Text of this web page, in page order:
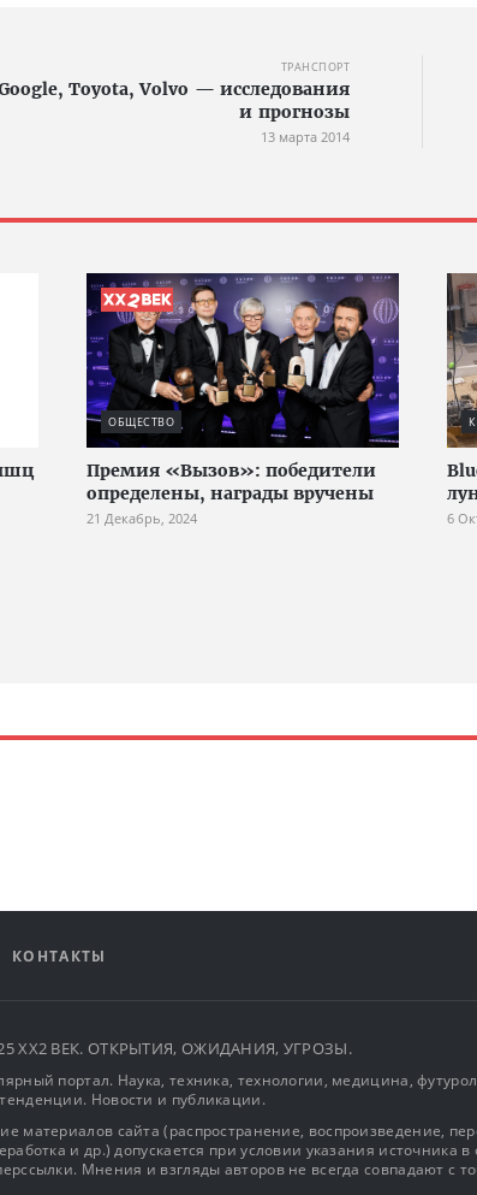
ТРАНСПОРТ
Toyota, Volvo — исследования
и прогнозы
13 марта 2014
ОБЩЕСТВО
Премия «Вызов»: победители
определены, награды вручены
21 Декабрь, 2024 6
КОНТАКТЫ
XX2 ВЕК. ОТКРЫТИЯ, ОЖИДАНИЯ, УГРОЗЫ.
портал. Наука, техника, технологии, медицина,
Новости и публикации.
материалов сайта (распространение, воспроизведение,
и др.) допускается при условии указания источника
Мнения и взгляды авторов не всегда совпадают с